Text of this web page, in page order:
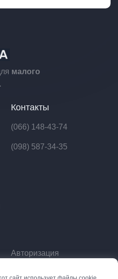
малого
Контакты
(066) 148-43-74
(098) 587-34-35
Авторизация